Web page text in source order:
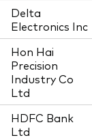
Delta
Electronics Inc
Hon Hai
Precision
Industry Co
Ltd
HDFC Bank
Ltd